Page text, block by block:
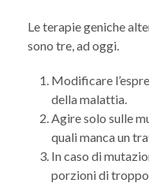
Le terapie geniche
sono tre, ad oggi.
Modificare
della malattia.
Agire solo sulle
quali manca un
In caso di
porzioni di